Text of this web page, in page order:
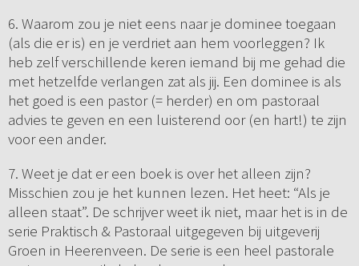
6. Waarom zou je niet eens naar je dominee toegaan
(als die er is) en je verdriet aan hem voorleggen? Ik
heb zelf verschillende keren iemand bij me gehad die
met hetzelfde verlangen zat als jij. Een dominee is als
het goed is een pastor (= herder) en om pastoraal
advies te geven en een luisterend oor (en hart!) te zijn
voor een ander.
7. Weet je dat er een boek is over het alleen zijn?
Misschien zou je het kunnen lezen. Het heet: “Als je
alleen staat”. De schrijver weet ik niet, maar het is in de
serie Praktisch & Pastoraal uitgegeven bij uitgeverij
Groen in Heerenveen. De serie is een heel pastorale